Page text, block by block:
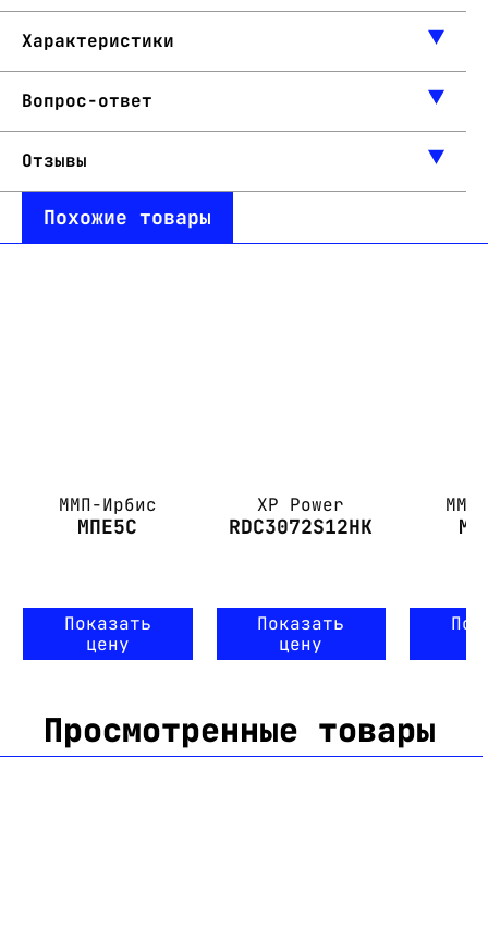
Характеристики
Вопрос-ответ
Отзывы
Похожие товары
ММП-Ирбис
МПЕ5С
Показать
цену
XP Power
RDC3072S12HK
Показать
цену
Просмотренные товары